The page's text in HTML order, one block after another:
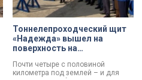
почувствовать скорость.
Тоннелепроходческий щит
«Надежда» вышел на
поверхность на
Почти четыре с половиной
километра под землей – и для